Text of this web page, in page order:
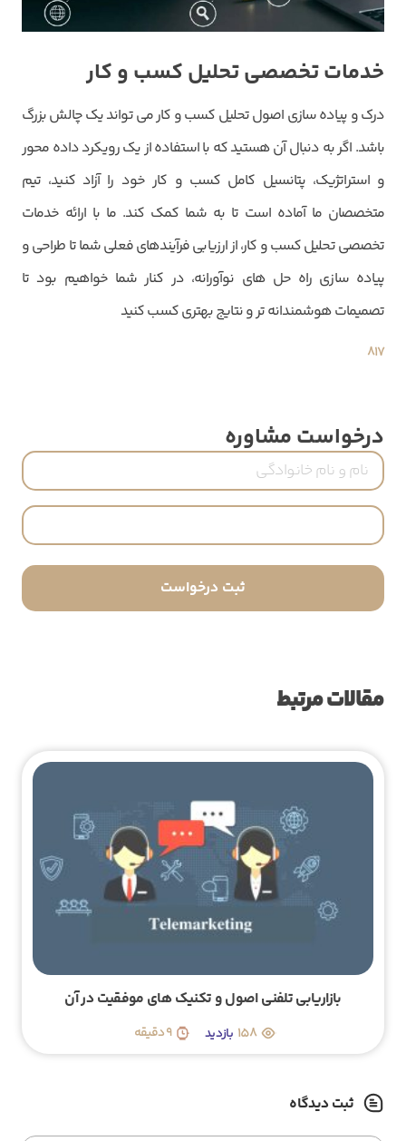
خدمات تخصصی تحلیل کسب و کار
درک و پیاده سازی اصول تحلیل کسب و کار می تواند یک چالش بزرگ
باشد. اگر به دنبال آن هستید که با استفاده از یک رویکرد داده محور
و استراتژیک، پتانسیل کامل کسب و کار خود را آزاد کنید، تیم
متخصصان ما آماده است تا به شما کمک کند. ما با ارائه خدمات
تخصصی تحلیل کسب و کار، از ارزیابی فرآیندهای فعلی شما تا طراحی و
پیاده سازی راه حل های نوآورانه، در کنار شما خواهیم بود تا
تصمیمات هوشمندانه تر و نتایج بهتری کسب کنید
817
درخواست مشاوره
نام
و
نام
خانوادگی
(ضروری)
شماره
تماس
(ضروری)
مقالات مرتبط
چگونه تحلیلگر کسب وکار شویم؟ (هر آن چیزی که باید
بدانید!)
ثبت دیدگاه